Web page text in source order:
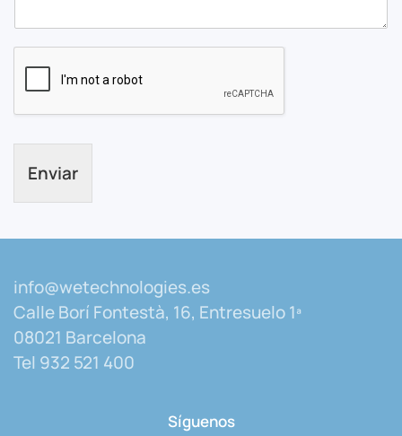
Enviar
info@wetechnologies.es
Calle Borí Fontestà, 16, Entresuelo 1ª
08021 Barcelona
Tel 932 521 400
Síguenos